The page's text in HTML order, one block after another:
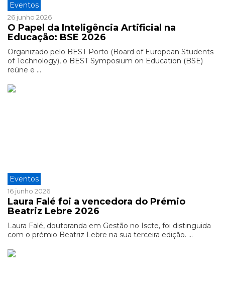
Eventos
26 junho 2026
O Papel da Inteligência Artificial na
Educação: BSE 2026
Organizado pelo BEST Porto (Board of European Students
of Technology), o BEST Symposium on Education (BSE)
reúne e ...
Eventos
16 junho 2026
Laura Falé foi a vencedora do Prémio
Beatriz Lebre 2026
Laura Falé, doutoranda em Gestão no Iscte, foi distinguida
com o prémio Beatriz Lebre na sua terceira edição. ...